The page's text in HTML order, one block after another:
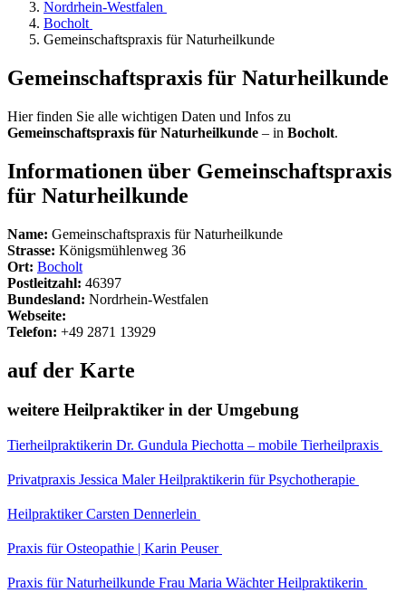
Nordrhein-Westfalen
Bocholt
Gemeinschaftspraxis für Naturheilkunde
Gemeinschaftspraxis für Naturheilkunde
Hier finden Sie alle wichtigen Daten und Infos zu
Gemeinschaftspraxis für Naturheilkunde – in Bocholt.
Informationen über Gemeinschaftspraxis
für Naturheilkunde
Name: Gemeinschaftspraxis für Naturheilkunde
Strasse: Königsmühlenweg 36
Ort: Bocholt
Postleitzahl: 46397
Bundesland: Nordrhein-Westfalen
Webseite:
Telefon: +49 2871 13929
auf der Karte
weitere Heilpraktiker in der Umgebung
Tierheilpraktikerin Dr. Gundula Piechotta – mobile Tierheilpraxis
Privatpraxis Jessica Maler Heilpraktikerin für Psychotherapie
Heilpraktiker Carsten Dennerlein
Praxis für Osteopathie | Karin Peuser
Praxis für Naturheilkunde Frau Maria Wächter Heilpraktikerin